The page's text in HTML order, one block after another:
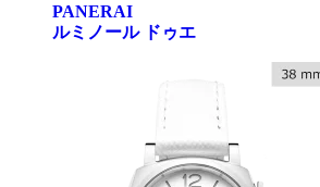
PANERAI
ルミノール ドゥエ